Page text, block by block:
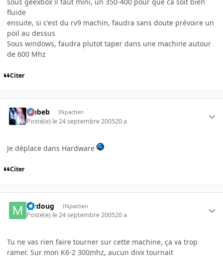
fluide
ensuite, si c'est du rv9 machin, faudra sans doute prévoire un
poil au dessus
Sous windows, faudra plutot taper dans une machine autour
de 600 Mhz
Citer
Trebeb INpactien
Posté(e) le 24 septembre 200520 a
Je déplace dans Hardware
Citer
mrdoug INpactien
Posté(e) le 24 septembre 200520 a
Tu ne vas rien faire tourner sur cette machine, ça va trop
ramer. Sur mon K6-2 300mhz, aucun divx tournait